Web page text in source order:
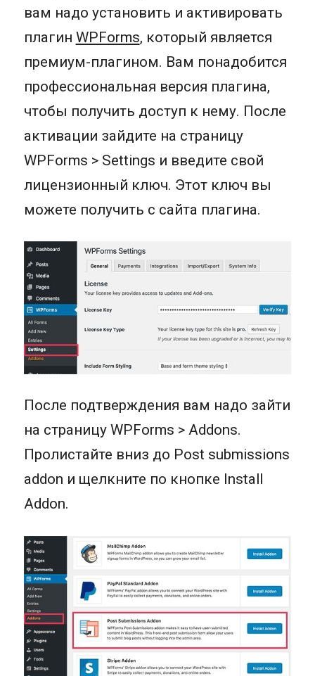
вам надо установить и активировать
плагин WPForms, который является
премиум-плагином. Вам понадобится
профессиональная версия плагина,
чтобы получить доступ к нему. После
активации зайдите на страницу
WPForms > Settings и введите свой
лицензионный ключ. Этот ключ вы
можете получить с сайта плагина.
После подтверждения вам надо зайти
на страницу WPForms > Addons.
Пролистайте вниз до Post submissions
addon и щелкните по кнопке Install
Addon.